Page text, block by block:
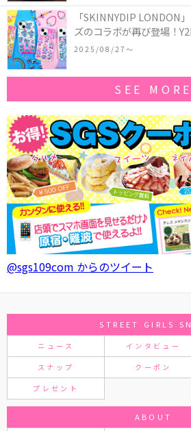
「SKINNYDIP LONDON
ズのコラボが再び登場！
作コレクションを発売♪
2025/08/27〜
SEE MORE
@sgs109com からのツイート
STREET GIRLS
ニュース インタビュー
スナップ クーポン
プレゼント
ABOUT